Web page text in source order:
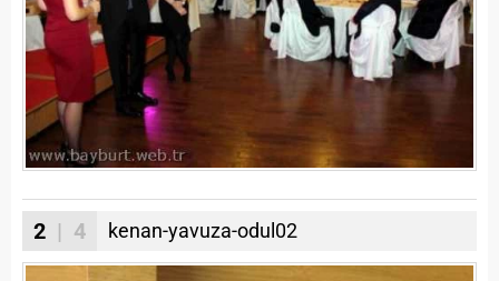
2 | 4 kenan-yavuza-odul02